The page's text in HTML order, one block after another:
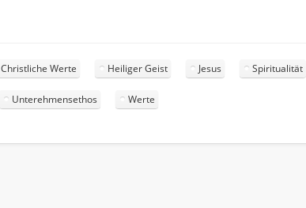
Christliche Werte Heiliger Geist Jesus Spiritualität
Unterehmensethos Werte